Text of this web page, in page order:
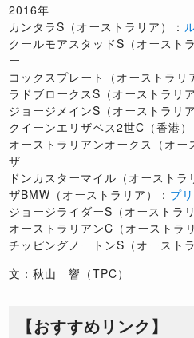
2016年
カンタラS（オーストラリア）：
クールモアスタッドS（オースト
ー
コックスプレート（オーストラリ
ラドブロークスS（オーストラリ
ジョージメインS（オーストラリ
クイーンエリザベス2世C（香港
オーストラリアンオークス（オ
ザ
ドンカスターマイル（オーストラ
ザBMW（オーストラリア）： プ
ジョージライダーS（オーストラ
オーストラリアンC（オーストラ
チッピングノートンS（オースト
文：秋山 響（TPC）
【おすすめリンク】